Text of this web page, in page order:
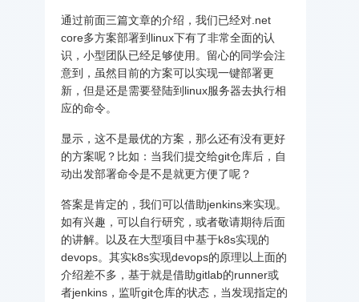
通过前面三篇文章的介绍，我们已经对.net
core多方案部署到linux下有了非常全面的认
识，小型团队已经足够使用。留心的同学会注
意到，虽然目前的方案可以实现一键部署更
新，但是还是需要登陆到linux服务器去执行相
应的命令。
显示，这不是最优的方案，那么还有没有更好
的方案呢？比如：当我们提交给git仓库后，自
动出发部署命令是不是就更方便了呢？
答案是肯定的，我们可以借助jenkins来实现。
如有兴趣，可以自行研究，或者敬请期待后面
的讲解。以及在大型项目中基于k8s实现的
devops。其实k8s实现devops的原理以上面的
介绍差不多，基于就是借助gitlab的runner或
者jenkins，监听git仓库的状态，当发现指定的